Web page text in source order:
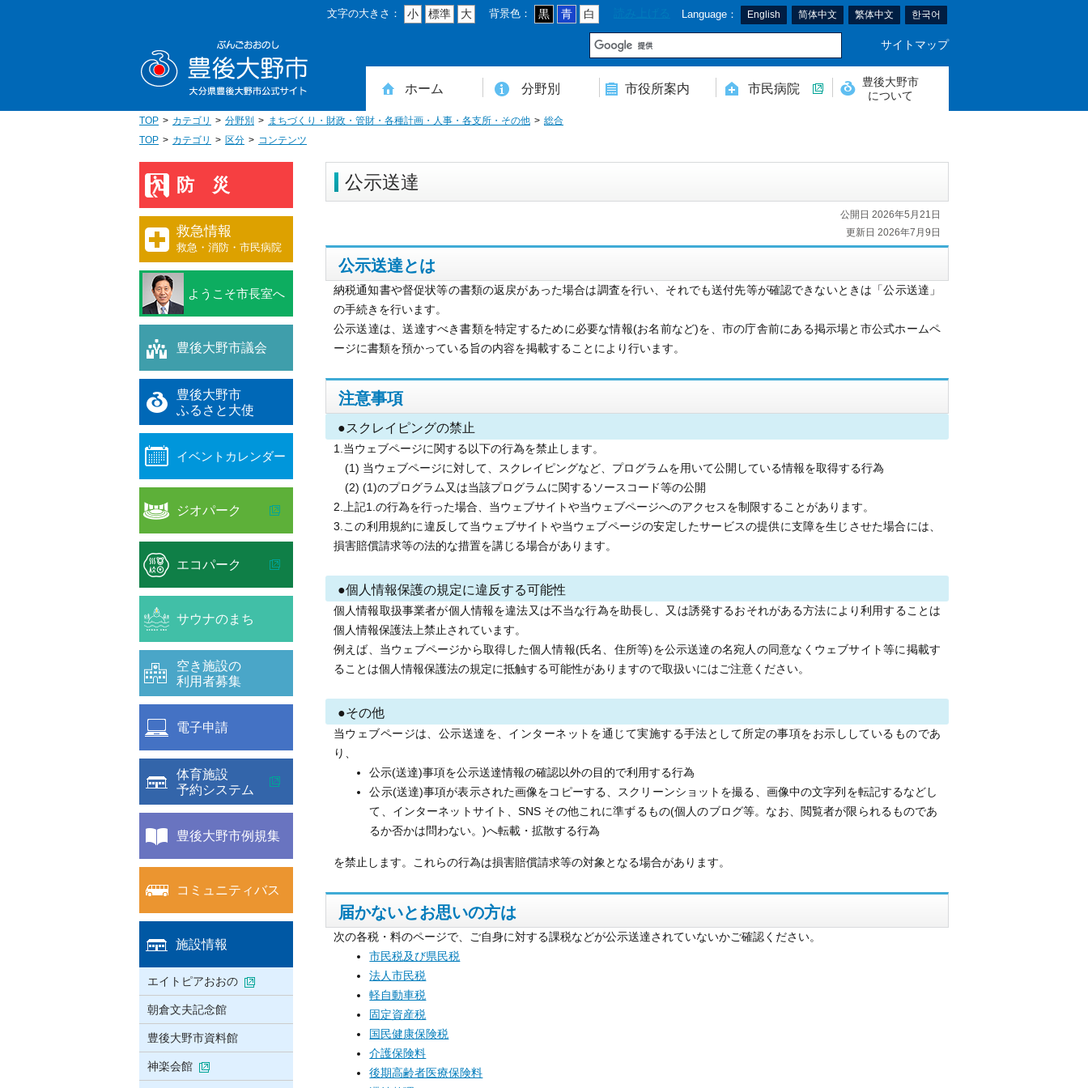
移
文字の大きさ： 小 標準 大 背景色： 黒 青 白 Language： English 简体中文 繁体中文 한국어
サイトマップ
ホーム 分野別
住民登録・戸籍・印鑑・マイナンバー
税・年金・国民健康保険・後期高齢者医療
教育・文化・スポーツ・人権・男女共同参画
健康・医療・介護・福祉・食育
消防・防災・安全・環境・ごみ・住宅・水道
商工・労働・消費者行政
入札・契約・工事・委託
農業・林業・農業委員会事務局
道路・都市計画・地籍・交通
議会・選管・監査
まちづくり・財政・管財・各種計画・人事・各支所・その他
市役所案内
本庁舎案内図
庁舎案内
行政組織
市民病院
豊後大野市
について
人口・世帯数・高齢者人口
豊後大野市の概要
豊後大野市の歴史
合併経過
市章・市民憲章・市花・市木等
豊後大野市友好交流協定
豊後大野市のすがた
豊後大野市の観光
豊後大野市の各種計画
ようこそ市長室へ
名誉市民
豊後大野市ふるさと大使
TOP カテゴリ 分野別 まちづくり・財政・管財・各種計画・人事・各支所・その他
総合
TOP
カテゴリ 区分 コンテンツ
公示送達
公開日 2026年5月21日
更新日 2026年7月9日
公示送達とは
納税通知書や督促状等の書類の返戻があった場合は調査を行い、それでも送付先等が確認できないときは「公示送達」
の手続きを行います。
公示送達は、送達すべき書類を特定するために必要な情報(お名前など)を、市の庁舎前にある掲示場と市公式ホームペ
ージに書類を預かっている旨の内容を掲載することにより行います。
注意事項
●スクレイピングの禁止
1.当ウェブページに関する以下の行為を禁止します。
(1) 当ウェブページに対して、スクレイピングなど、プログラムを用いて公開している情報を取得する行為
(2) (1)のプログラム又は当該プログラムに関するソースコード等の公開
2.上記1.の行為を行った場合、当ウェブサイトや当ウェブページへのアクセスを制限することがあります。
3.この利用規約に違反して当ウェブサイトや当ウェブページの安定したサービスの提供に支障を生じさせた場合には、
損害賠償請求等の法的な措置を講じる場合があります。
●個人情報保護の規定に違反する可能性
個人情報取扱事業者が個人情報を違法又は不当な行為を助長し、又は誘発するおそれがある方法により利用することは
個人情報保護法上禁止されています。
例えば、当ウェブページから取得した個人情報(氏名、住所等)を公示送達の名宛人の同意なくウェブサイト等に掲載す
ることは個人情報保護法の規定に抵触する可能性がありますので取扱いにはご注意ください。
●その他
当ウェブページは、公示送達を、インターネットを通じて実施する手法として所定の事項をお示ししているものであ
り、
公示(送達)事項を公示送達情報の確認以外の目的で利用する行為
公示(送達)事項が表示された画像をコピーする、スクリーンショットを撮る、画像中の文字列を転記するなどし
て、インターネットサイト、SNS その他これに準ずるもの(個人のブログ等。なお、閲覧者が限られるものであ
るか否かは問わない。)へ転載・拡散する行為
を禁止します。これらの行為は損害賠償請求等の対象となる場合があります。
届かないとお思いの方は
次の各税・料のページで、ご自身に対する課税などが公示送達されていないかご確認ください。
市民税及び県民税
法人市民税
軽自動車税
固定資産税
国民健康保険税
介護保険料
後期高齢者医療保険料
防災
救急情報
救急・消防・市民病院
ようこそ市長室へ
豊後大野市議会
豊後大野市
ふるさと大使
イベントカレンダー
ジオパーク
エコパーク
サウナのまち
空き施設の
利用者募集
電子申請
体育施設
予約システム
豊後大野市例規集
コミュニティバス
施設情報
エイトピアおおの
朝倉文夫記念館
豊後大野市資料館
神楽会館